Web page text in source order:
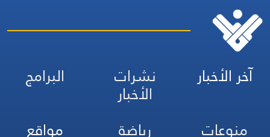
آخر الأخبار نشرات
الأخبار
البرامج
منوعات
رياضة مواقع